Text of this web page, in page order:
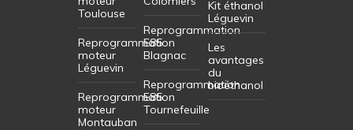
Toulouse
Reprogrammation
moteur
Léguevin
Reprogrammation
moteur
Montauban
Reprogrammation
E85
Blagnac
Reprogrammation
E85
Tournefeuille
Kit éthanol
Léguevin
Les
avantages
du
bioéthanol